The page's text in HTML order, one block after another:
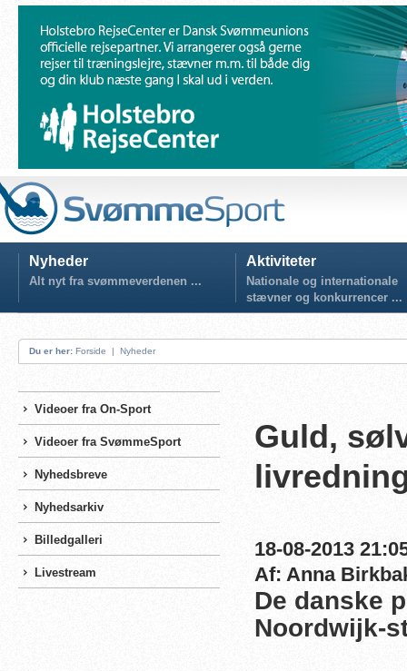
Nyheder
Alt nyt fra svømmeverdenen ...
Aktiviteter
Nationale og internationale
stævner og konkurrencer ...
Du er her: Forside | Nyheder
Videoer fra On-Sport
Videoer fra SvømmeSport
Nyhedsbreve
Nyhedsarkiv
Billedgalleri
Livestream
Guld,
18-08-2013
Af: Anna
De danske
Noordwijk-